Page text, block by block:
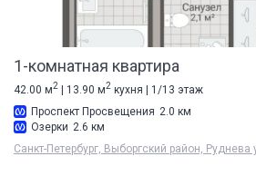
1-комнатная квартира
42.00 м2 | 13.90 м2 кухня | 1/13 этаж
Проспект Просвещения 2.0 км
Озерки 2.6 км
Санкт-Петербург, Выборгский район, Руднева